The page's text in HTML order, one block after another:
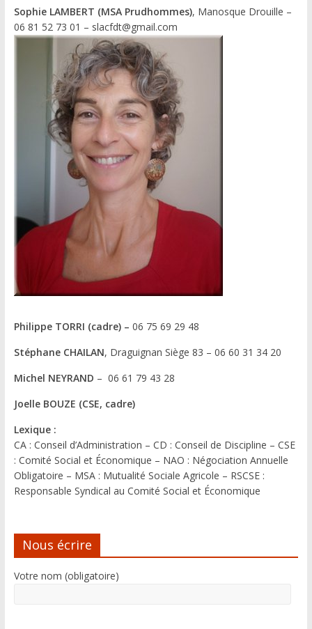
Sophie LAMBERT (MSA Prudhommes), Manosque Drouille –
06 81 52 73 01 – slacfdt@gmail.com
Philippe TORRI (cadre) – 06 75 69 29 48
Stéphane CHAILAN, Draguignan Siège 83 – 06 60 31 34 20
Michel NEYRAND – 06 61 79 43 28
Joelle BOUZE (CSE, cadre)
Lexique :
CA : Conseil d’Administration – CD : Conseil de Discipline – CSE
: Comité Social et Économique – NAO : Négociation Annuelle
Obligatoire – MSA : Mutualité Sociale Agricole – RSCSE :
Responsable Syndical au Comité Social et Économique
Nous écrire
Votre nom (obligatoire)